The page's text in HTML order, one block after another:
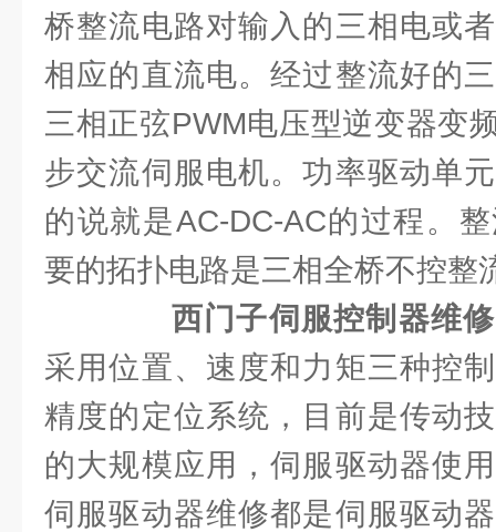
桥整流电路对输入的三相电或
相应的直流电。经过整流好的
三相正弦PWM电压型逆变器变
步交流伺服电机。功率驱动单
的说就是AC-DC-AC的过程。
要的拓扑电路是三相全桥不控整
西门子伺服控制器维修
采用位置、速度和力矩三种控
精度的定位系统，目前是传动
的大规模应用，伺服驱动器使
伺服驱动器维修都是伺服驱动